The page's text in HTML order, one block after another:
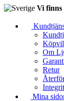
Vi finns
Om
Retur
Mina